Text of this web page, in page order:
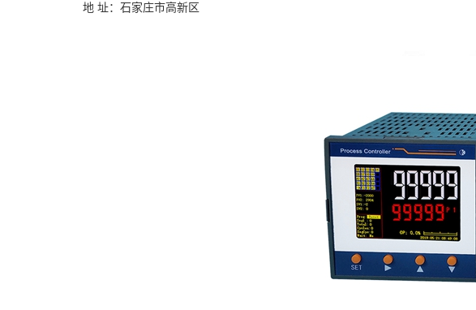
地 址：石家庄市高新区